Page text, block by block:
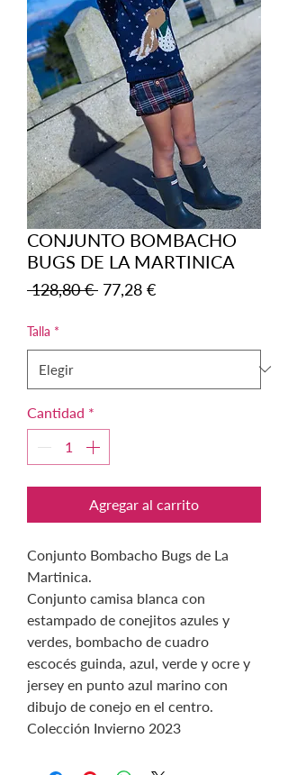
CONJUNTO BOMBACHO
BUGS DE LA MARTINICA
128,80 € Precio
77,28 €Precio
Talla *
Cantidad *
Agregar al carrito
Conjunto Bombacho Bugs de La
Martinica.
Conjunto camisa blanca con
estampado de conejitos azules y
verdes, bombacho de cuadro
escocés guinda, azul, verde y ocre y
jersey en punto azul marino con
dibujo de conejo en el centro.
Colección Invierno 2023